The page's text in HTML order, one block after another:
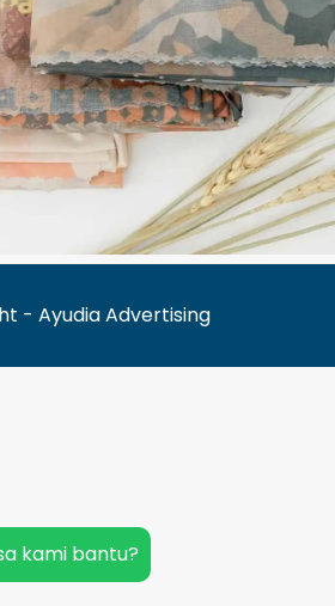
- Ayudia Advertising
kami bantu?